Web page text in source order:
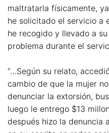
maltratarla físicamente,
he solicitado el servicio a
he recogido y llevado a
problema durante el
“…Según su relato,
cambio de que la mujer
denunciar la extorsión,
luego le entrego $13
después hizo la denuncia